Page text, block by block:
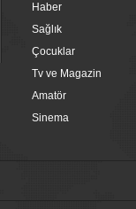
Haber
Sağlık
Çocuklar
Tv ve Magazin
Amatör
Sinema